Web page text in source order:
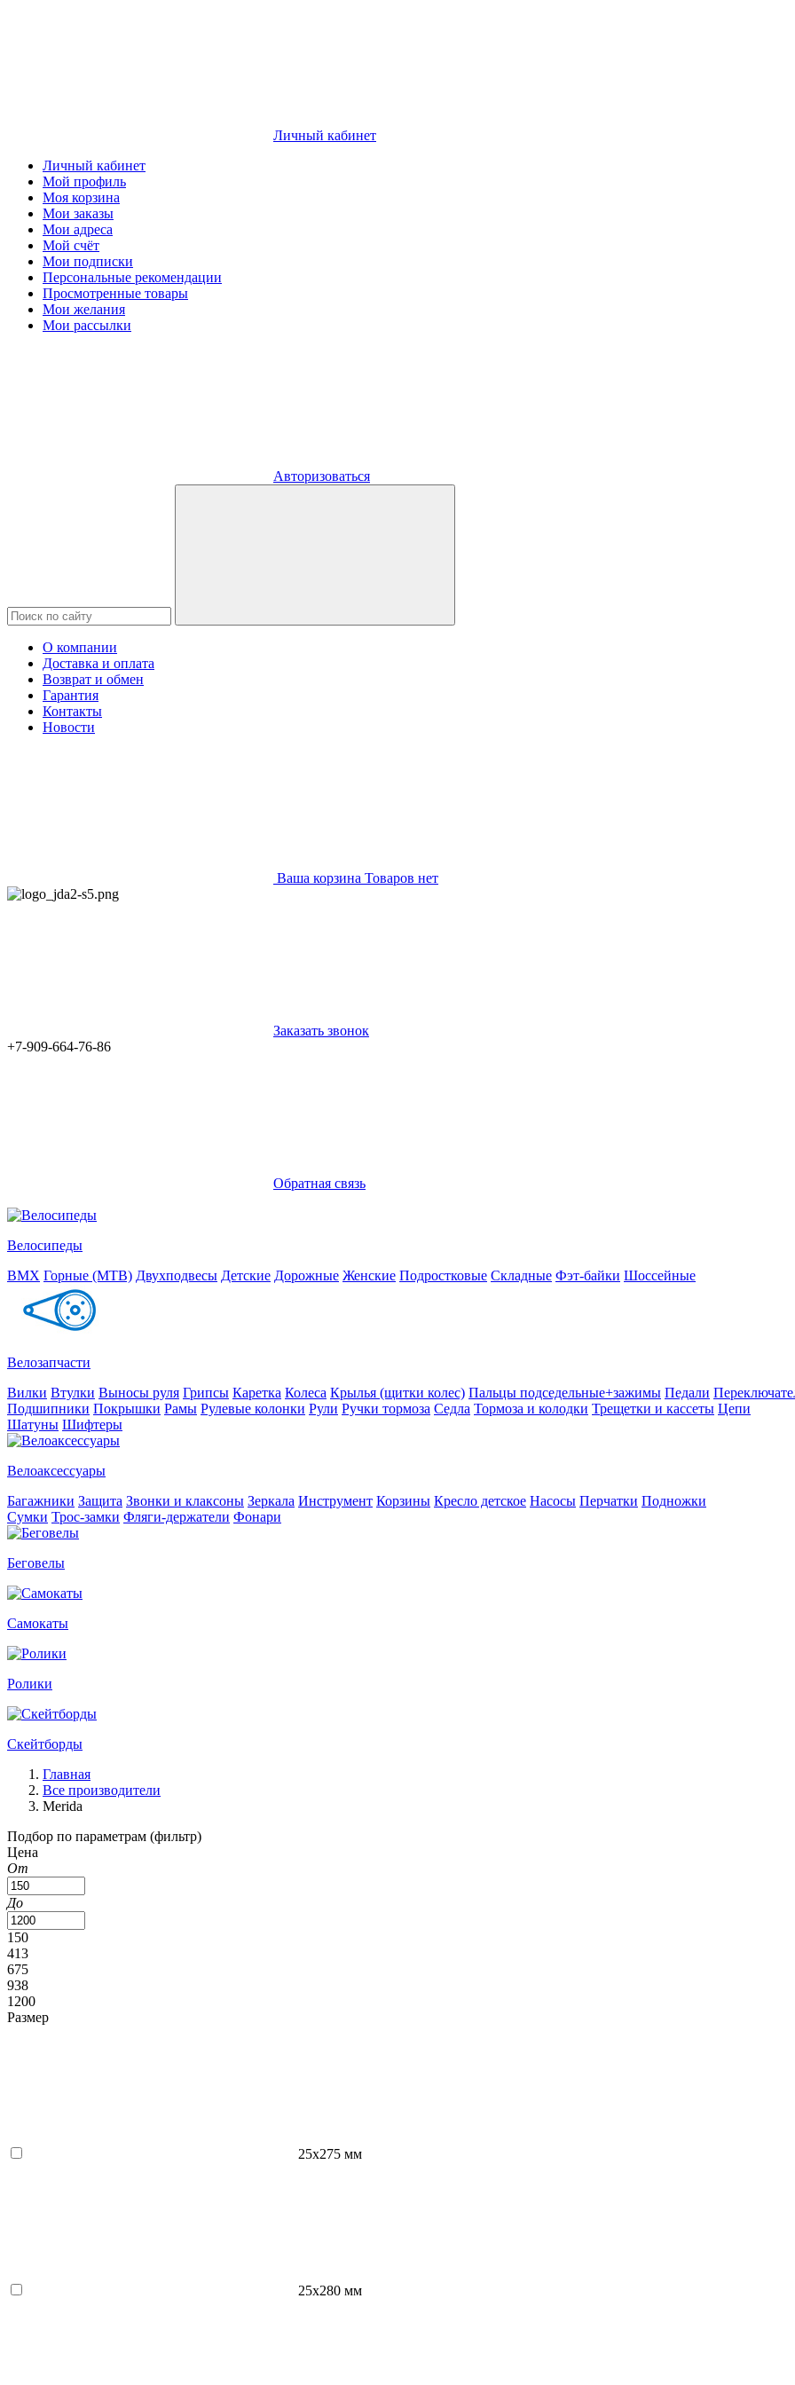
Личный кабинет
Личный кабинет
Мой профиль
Моя корзина
Мои заказы
Мои адреса
Мой счёт
Мои подписки
Персональные рекомендации
Просмотренные товары
Мои желания
Мои рассылки
Авторизоваться
О компании
Доставка и оплата
Возврат и обмен
Гарантия
Контакты
Новости
Ваша корзина Товаров нет
Заказать звонок
+7-909-664-76-86
Обратная связь
Велосипеды
BMX Горные (MTB) Двухподвесы Детские Дорожные Женские Подростковые Складные Фэт-байки Шоссейные
Велозапчасти
Вилки Втулки Выносы руля Грипсы Каретка Колеса Крылья (щитки колес) Пальцы подседельные+зажимы Педали
Подшипники Покрышки Рамы Рулевые колонки Рули Ручки тормоза Седла Тормоза и колодки Трещетки и кассеты Цепи
Шатуны Шифтеры
Велоаксессуары
Багажники Защита Звонки и клаксоны Зеркала Инструмент Корзины Кресло детское Насосы Перчатки Подножки
Сумки Трос-замки Фляги-держатели Фонари
Беговелы
Самокаты
Ролики
Скейтборды
Главная
Все производители
Merida
Подбор по параметрам (фильтр)
Цена
От
До
150
413
675
938
1200
Размер
25х275 мм
25х280 мм